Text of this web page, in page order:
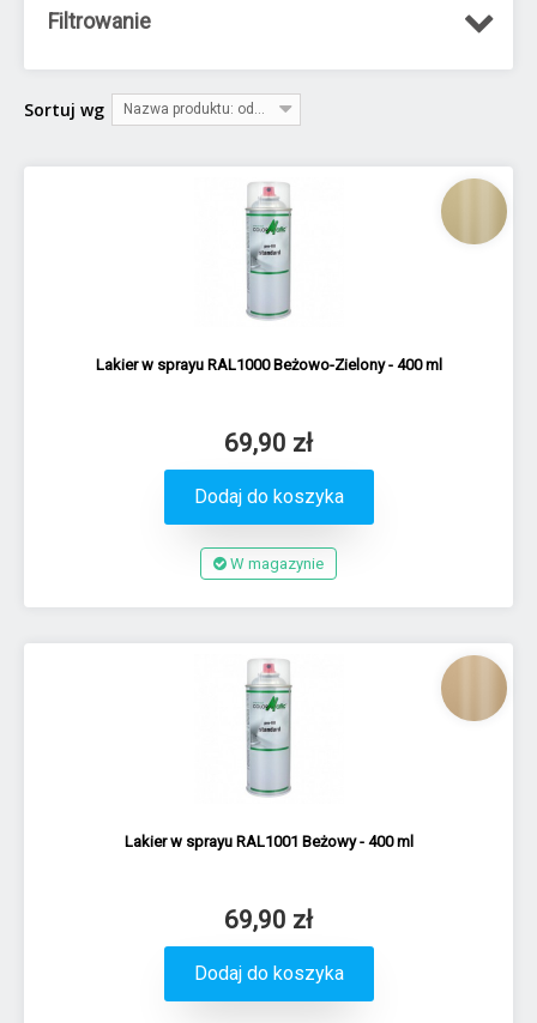
Filtrowanie
Sortuj wg
Lakier w sprayu RAL1000 Beżowo-Zielony - 400 ml
69,90 zł
Dodaj do koszyka
W magazynie
Lakier w sprayu RAL1001 Beżowy - 400 ml
69,90 zł
Dodaj do koszyka